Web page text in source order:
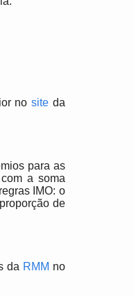
nosite da
para as
a soma
IMO: o
de
da RMM no